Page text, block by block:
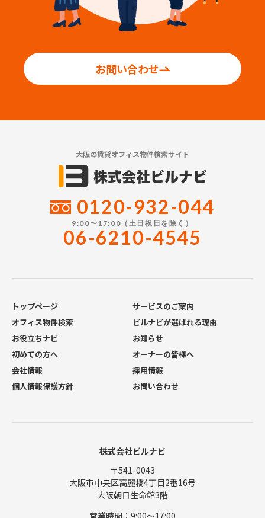
お問い合わせ
大阪の賃貸オフィス物件検索サイト
0120-932-044
9:00〜17:00（土日祝日を除く）
06-6210-4545
トップページ
サービスのご案内
オフィス物件検索
ビルナビが選ばれる理由
お役立ちナビ
お知らせ
初めての方へ
オーナーの皆様へ
会社情報
採用情報
個人情報保護方針
お問い合わせ
株式会社ビルナビ
〒541-0043
大阪市中央区高麗橋4丁目2番16号
大阪朝日生命館3階
営業時間：9:00〜17:00